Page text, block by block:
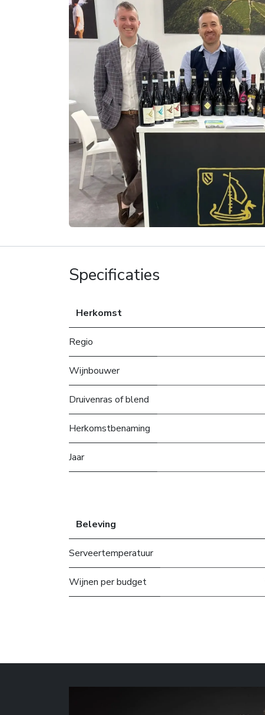
Specificaties
Herkomst
Regio
Wijnbouwer
Druivenras of blend
Herkomstbenaming
Jaar
Beleving
Serveertemperatuur
Wijnen per budget